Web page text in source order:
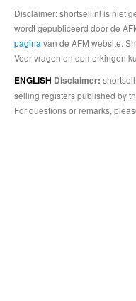
Disclaimer: shortsell.nl is niet
wordt gepubliceerd door de
pagina van de AFM website.
Voor vragen en opmerkingen
ENGLISH Disclaimer:
selling registers published by
For questions or remarks,